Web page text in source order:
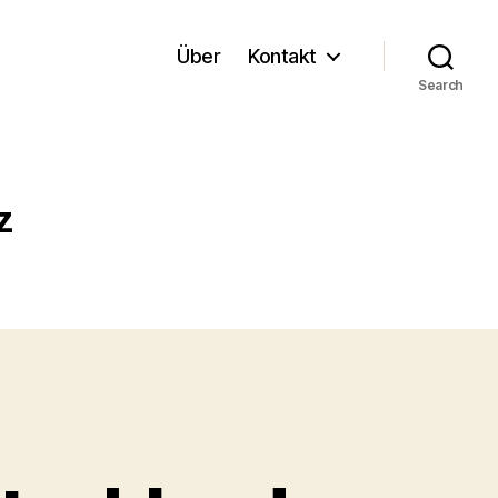
Über Kontakt
Search